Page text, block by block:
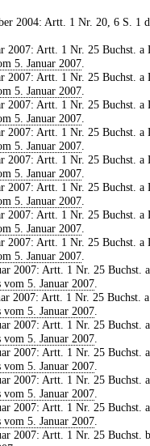
2004: Artt. 1 Nr. 20, 6 S. 1
2007: Artt. 1 Nr. 25 Buchst. a
5. Januar 2007
2007: Artt. 1 Nr. 25 Buchst. a
5. Januar 2007
2007: Artt. 1 Nr. 25 Buchst. a
5. Januar 2007
2007: Artt. 1 Nr. 25 Buchst. a
5. Januar 2007
2007: Artt. 1 Nr. 25 Buchst. a
5. Januar 2007
2007: Artt. 1 Nr. 25 Buchst. a
5. Januar 2007
2007: Artt. 1 Nr. 25 Buchst. a
5. Januar 2007
2007: Artt. 1 Nr. 25 Buchst. a
5. Januar 2007
2007: Artt. 1 Nr. 25 Buchst.
vom 5. Januar 2007
2007: Artt. 1 Nr. 25 Buchst.
vom 5. Januar 2007
2007: Artt. 1 Nr. 25 Buchst.
vom 5. Januar 2007
2007: Artt. 1 Nr. 25 Buchst.
vom 5. Januar 2007
2007: Artt. 1 Nr. 25 Buchst.
vom 5. Januar 2007
2007: Artt. 1 Nr. 25 Buchst.
vom 5. Januar 2007
2007: Artt. 1 Nr. 25 Buchst.